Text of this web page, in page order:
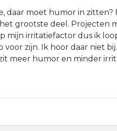
daar moet humor in zitten?
grootste deel. Projecten
mijn irritatiefactor dus ik
voor zijn. Ik hoor daar niet
meer humor en minder